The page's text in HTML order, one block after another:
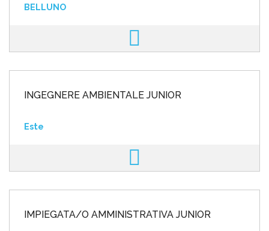
BELLUNO
INGEGNERE AMBIENTALE JUNIOR
Este
IMPIEGATA/O AMMINISTRATIVA JUNIOR